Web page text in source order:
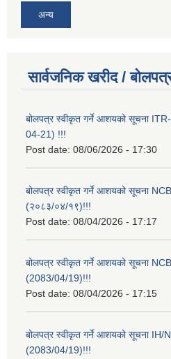
अन्य
सार्वजनिक खरीद /
बोलपत्र स्वीकृत गर्ने आशयको सूचना
04-21) !!!
Post date: 08/06/2026 - 17:30
बोलपत्र स्वीकृत गर्ने आशयको सूचना
(२०८३/०४/१९)!!!
Post date: 08/04/2026 - 17:17
बोलपत्र स्वीकृत गर्ने आशयको सूचना
(2083/04/19)!!!
Post date: 08/04/2026 - 17:15
बोलपत्र स्वीकृत गर्ने आशयको सूचना
(2083/04/19)!!!